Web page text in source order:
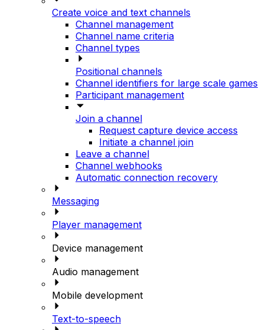
Create voice and text channels
Channel management
Channel name criteria
Channel types
Positional channels
Channel identifiers for large scale games
Participant management
Join a channel
Request capture device access
Initiate a channel join
Leave a channel
Channel webhooks
Automatic connection recovery
Messaging
Player management
Device management
Audio management
Mobile development
Text-to-speech